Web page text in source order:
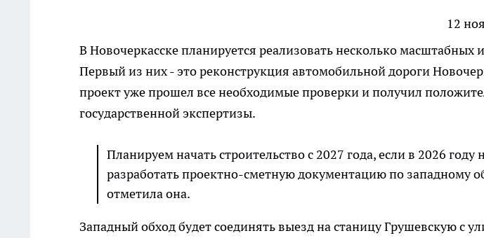
12
В Новочеркасске планируется реализовать несколько масштабных
Первый из них - это реконструкция автомобильной дороги
проект уже прошел все необходимые проверки и получил
государственной экспертизы.
Планируем начать строительство с 2027 года, если в 2026 году
разработать проектно-сметную документацию по западному
отметила она.
Западный обход будет соединять выезд на станицу Грушевскую с